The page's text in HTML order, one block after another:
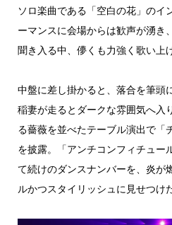
ソロ楽曲である「空白の花」のイ
ーマンスに会場からは歓声が湧き
聞き入る中、儚くも力強く歌い上
中盤に差し掛かると、落合を筆頭
稲妻が走るとダークな雰囲気へ入
る薔薇を並べたテーブル演出で「
を披露。「アンチコンフィチュー
て続けのダンスナンバーを、炎が
ルかつスタイリッシュに見せつけた